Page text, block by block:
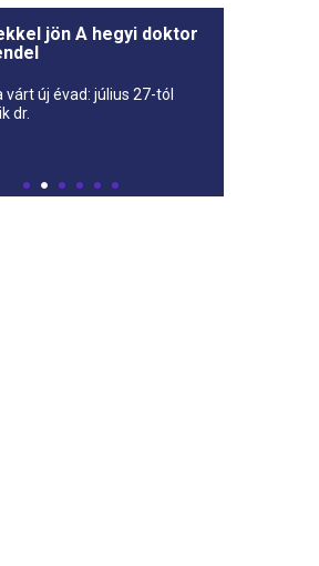
jön A hegyi doktor
várt új évad: július 27-tól
dr.